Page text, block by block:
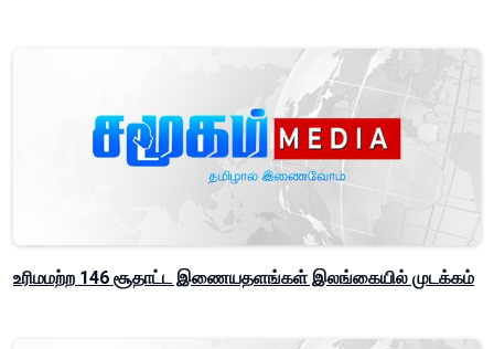
உரிமமற்ற 146 சூதாட்ட இணையதளங்கள் இலங்கையில் முடக்கம்